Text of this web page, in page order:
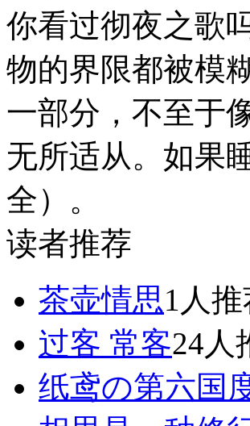
你看过彻夜之歌
物的界限都被模
一部分，不至于
无所适从。如果
全）。
读者推荐
茶壶情思1人
过客 常客24人
纸鸢の第六国